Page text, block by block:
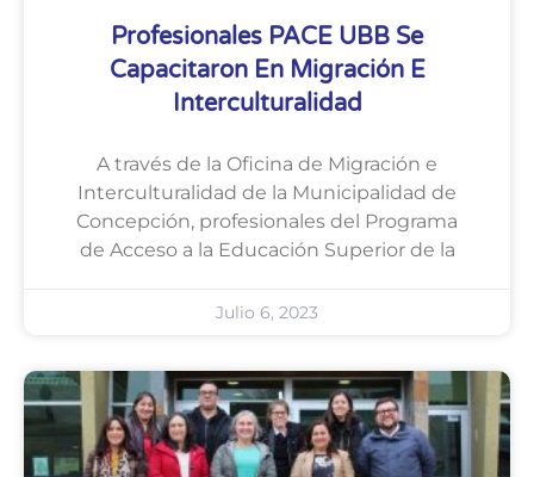
Profesionales PACE UBB Se
Capacitaron En Migración E
Interculturalidad
A través de la Oficina de Migración e
Interculturalidad de la Municipalidad de
Concepción, profesionales del Programa
de Acceso a la Educación Superior de la
Julio 6, 2023